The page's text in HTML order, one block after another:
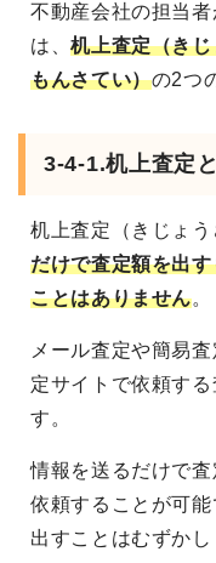
不動産会社の担当
は、机上査定（き
もんさてい）の2つ
3-4-1.机上査定
机上査定（きじょ
だけで査定額を出
ことはありません。
メール査定や簡易
定サイトで依頼す
す。
情報を送るだけで
依頼することが可
出すことはむずかし